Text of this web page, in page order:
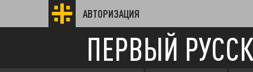
АВТОРИЗАЦИЯ
ПЕРВЫЙ